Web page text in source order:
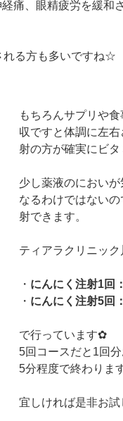
痛、眼精疲労を緩和
れる方も多いですね☆
もちろんサプリや
収ですと体調に左
射の方が確実にビタ
少し薬液のにおい
なるわけではない
射できます。
ティアラクリニッ
・ にんにく注射1回：
・ にんにく注射5回：
で行っています✿
5回コースだと1回
5分程度で終わりま
宜しければ是非お